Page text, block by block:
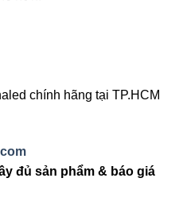
tế
tâm thương mại.
đồng đều và chuyên
chính hãng tại TP.HCM
đủ sản phẩm & báo giá